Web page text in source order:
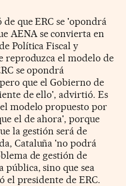
que ERC se 'opondrá
AENA se convierta en
Política Fiscal y
reproduzca el modelo de
se opondrá
que el Gobierno de
de ello', advirtió. Es
modelo propuesto por
el de ahora', porque
la gestión será de
Cataluña 'no podrá
de gestión de
pública, sino que sea
el presidente de ERC.